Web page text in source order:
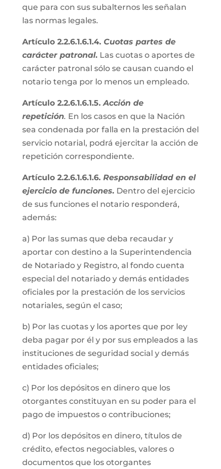
que para con sus subalternos les señalan
las normas legales.
Artículo 2.2.6.1.6.1.4. Cuotas partes de
carácter patronal. Las cuotas o aportes de
carácter patronal sólo se causan cuando el
notario tenga por lo menos un empleado.
Artículo 2.2.6.1.6.1.5.Acción de
repetición. En los casos en que la Nación
sea condenada por falla en la prestación del
servicio notarial, podrá ejercitar la acción de
repetición correspondiente.
Artículo 2.2.6.1.6.1.6. Responsabilidad en el
ejercicio de funciones. Dentro del ejercicio
de sus funciones el notario responderá,
además:
a) Por las sumas que deba recaudar y
aportar con destino a la Superintendencia
de Notariado y Registro, al fondo cuenta
especial del notariado y demás entidades
oficiales por la prestación de los servicios
notariales, según el caso;
b) Por las cuotas y los aportes que por ley
deba pagar por él y por sus empleados a las
instituciones de seguridad social y demás
entidades oficiales;
c) Por los depósitos en dinero que los
otorgantes constituyan en su poder para el
pago de impuestos o contribuciones;
d) Por los depósitos en dinero, títulos de
crédito, efectos negociables, valores o
documentos que los otorgantes